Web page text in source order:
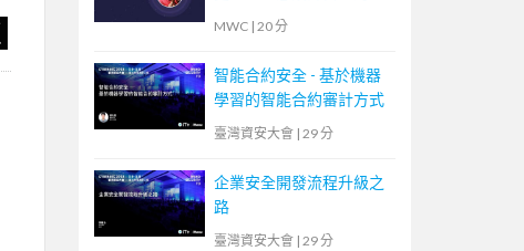
式線上課程者的先修必要
MWC | 20 分
智能合約安全 - 基於機器
學習的智能合約審計方式
臺灣資安大會 | 29 分
企業安全開發流程升級之
路
臺灣資安大會 | 29 分